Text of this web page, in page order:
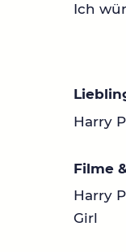
Ich
Harry
Filme
Harry
Girl